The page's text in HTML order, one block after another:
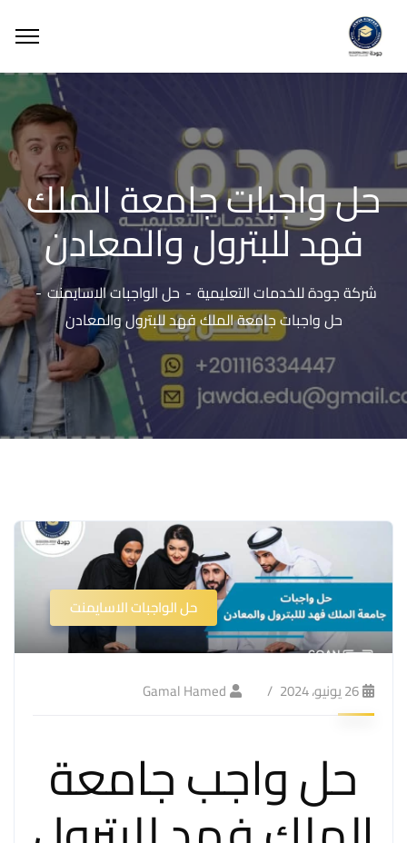
حل واجبات جامعة الملك
فهد للبترول والمعادن
شركة جودة للخدمات التعليمية
حل الواجبات الاسايمنت
حل واجبات جامعة الملك فهد للبترول والمعادن
حل الواجبات الاسايمنت
26 يونيو، 2024 Gamal Hamed
حل واجب جامعة